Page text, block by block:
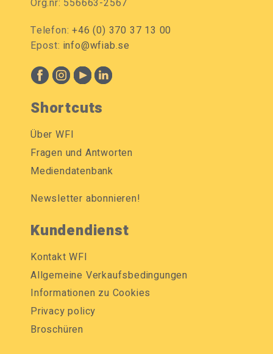
Org.nr: 556663-2567
Telefon:+46 (0) 370 37 13 00
Epost: info@wfiab.se
Shortcuts
Über WFI
Fragen und Antworten
Mediendatenbank
Newsletter abonnieren!
Kundendienst
Kontakt WFI
Allgemeine Verkaufsbedingungen
Informationen zu Cookies
Privacy policy
Broschüren